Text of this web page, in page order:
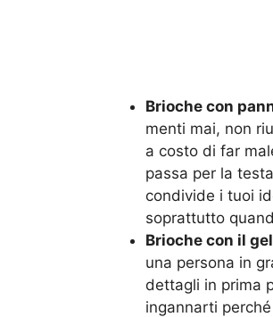
Brioche con
menti mai, non
a costo di far
passa per la
condivide i tuoi
soprattutto
Brioche con il
una persona in
dettagli in prima
ingannarti